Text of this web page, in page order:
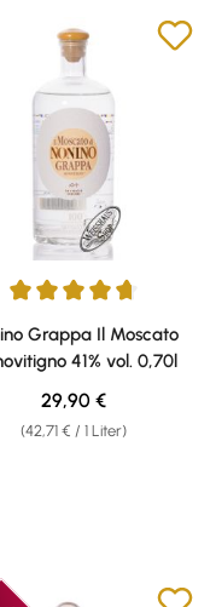
von 5 SternenBewertung
Grappa Il Moscato
41% vol. 0,70l
(42,71 € / 1 Liter)
Regulärer Preis:
29,90 €